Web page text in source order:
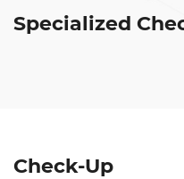
Specialized
Check-Up